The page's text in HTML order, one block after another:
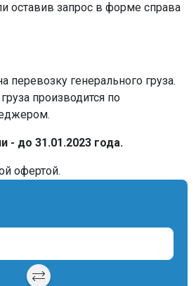
оставив запрос в форме справа
перевозку генерального груза.
производится по
- до 31.01.2023 года.
офертой.